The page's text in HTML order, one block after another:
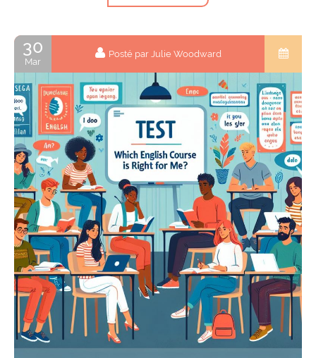
30
Mar
Posté par Julie Woodward